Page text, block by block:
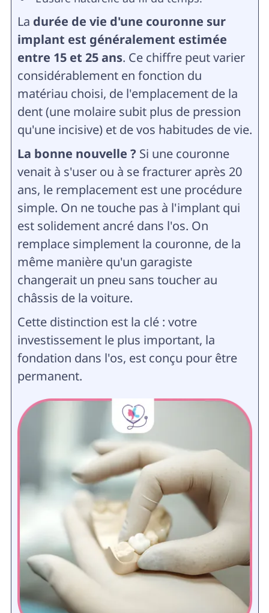
La durée de vie d'une couronne sur
implant est généralement estimée
entre 15 et 25 ans. Ce chiffre peut varier
considérablement en fonction du
matériau choisi, de l'emplacement de la
dent (une molaire subit plus de pression
qu'une incisive) et de vos habitudes de vie.
La bonne nouvelle ? Si une couronne
venait à s'user ou à se fracturer après 20
ans, le remplacement est une procédure
simple. On ne touche pas à l'implant qui
est solidement ancré dans l'os. On
remplace simplement la couronne, de la
même manière qu'un garagiste
changerait un pneu sans toucher au
châssis de la voiture.
Cette distinction est la clé : votre
investissement le plus important, la
fondation dans l'os, est conçu pour être
permanent.